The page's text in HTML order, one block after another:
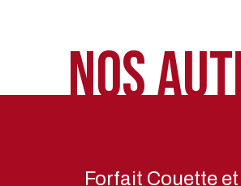
Nos
Forfait Couette